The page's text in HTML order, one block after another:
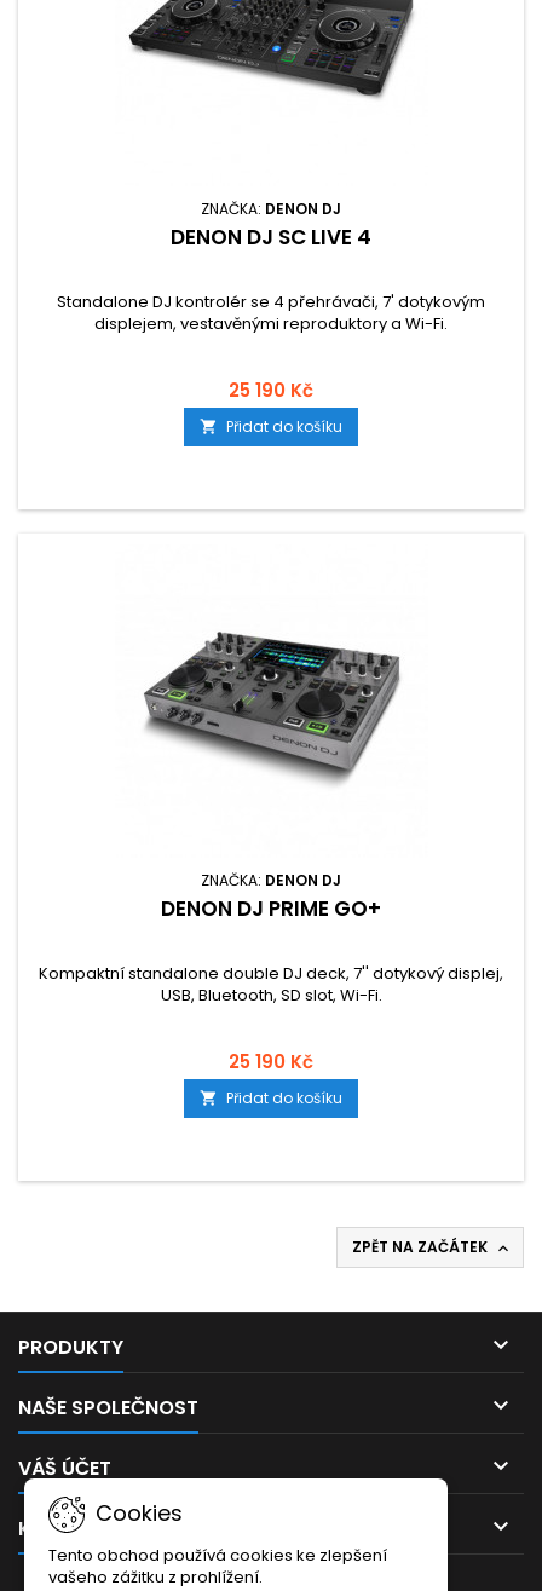
ZNAČKA: DENON DJ
DENON DJ SC LIVE 4
Standalone DJ kontrolér se 4 přehrávači, 7' dotykovým
displejem, vestavěnými reproduktory a Wi-Fi.
25 190 Kč
 Přidat do košíku
ZNAČKA: DENON DJ
DENON DJ PRIME GO+
Kompaktní standalone double DJ deck, 7'' dotykový displej,
USB, Bluetooth, SD slot, Wi-Fi.
25 190 Kč
 Přidat do košíku
ZPĚT NA ZAČÁTEK 
PRODUKTY 
NAŠE SPOLEČNOST 
VÁŠ ÚČET 
KONTAKT 
Cookies
Tento obchod používá cookies ke zlepšení
vašeho zážitku z prohlížení.